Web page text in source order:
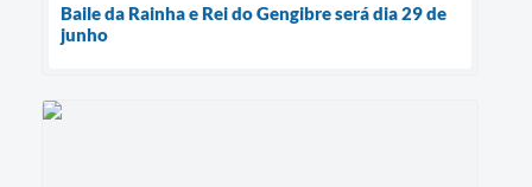
Baile da Rainha e Rei do Gengibre será dia 29 de
junho